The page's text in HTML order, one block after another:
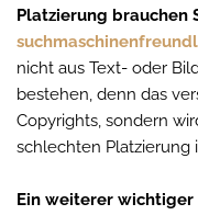
Platzierung brauchen
nicht aus Text- oder
bestehen, denn das
Copyrights, sondern
schlechten Platzierung
Ein weiterer wichtiger